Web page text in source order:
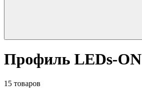
Профиль LEDs-ON
15 товаров